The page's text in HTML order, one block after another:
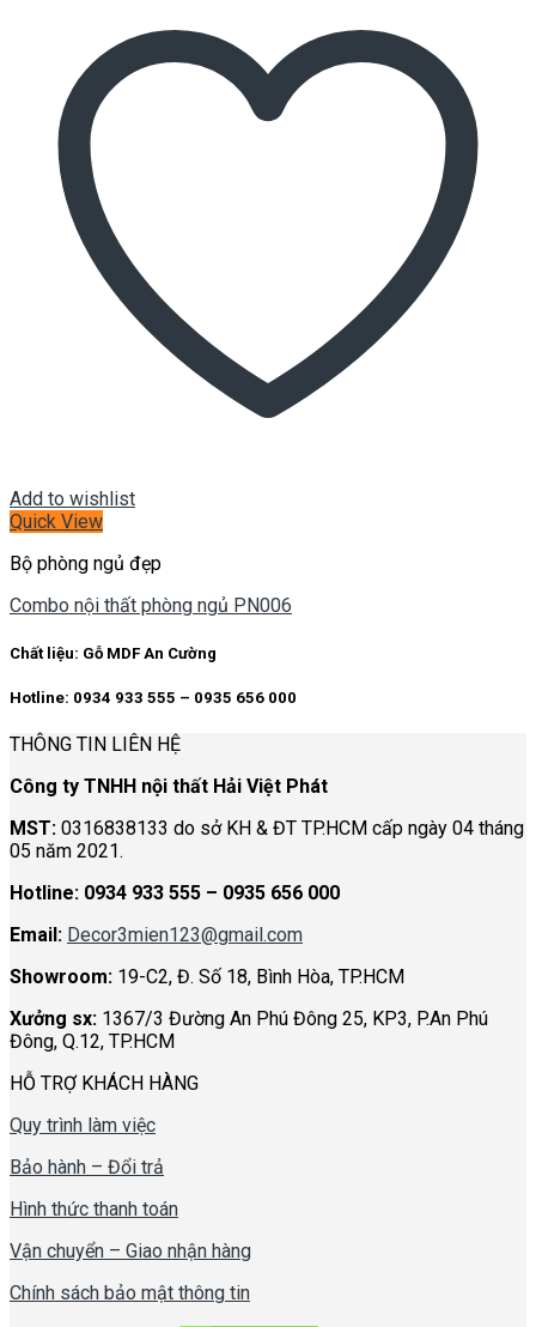
Add to wishlist
Quick View
Bộ phòng ngủ đẹp
Combo nội thất phòng ngủ PN006
Chất liệu: Gỗ MDF An Cường
Hotline: 0934 933 555 – 0935 656 000
THÔNG TIN LIÊN HỆ
Công ty TNHH nội thất Hải Việt Phát
MST: 0316838133 do sở KH & ĐT TP.HCM cấp ngày 04 tháng
05 năm 2021.
Hotline: 0934 933 555 – 0935 656 000
Email: Decor3mien123@gmail.com
Showroom: 19-C2, Đ. Số 18, Bình Hòa, TP.HCM
Xưởng sx: 1367/3 Đường An Phú Đông 25, KP3, P.An Phú
Đông, Q.12, TP.HCM
HỖ TRỢ KHÁCH HÀNG
Quy trình làm việc
Bảo hành – Đổi trả
Hình thức thanh toán
Vận chuyển – Giao nhận hàng
Chính sách bảo mật thông tin